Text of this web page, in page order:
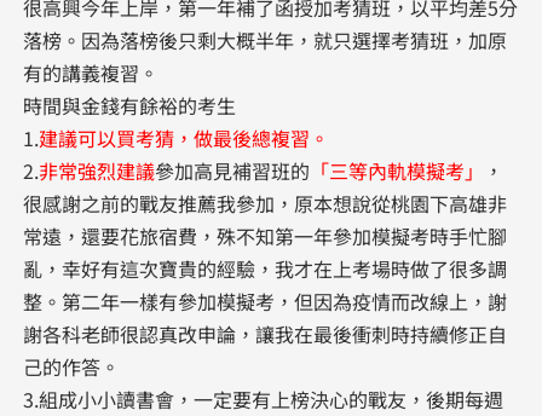
很高興今年上岸，第一年補了函授加考猜班，以平均差5分
落榜。因為落榜後只剩大概半年，就只選擇考猜班，加原
有的講義複習。
時間與金錢有餘裕的考生
1.建議可以買考猜，做最後總複習。
2.非常強烈建議參加高見補習班的 「三等內軌模擬考」
，
很感謝之前的戰友推薦我參加，原本想說從桃園下高雄非
常遠，還要花旅宿費，殊不知第一年參加模擬考時手忙腳
亂，幸好有這次寶貴的經驗，我才在上考場時做了很多調
整。第二年一樣有參加模擬考，但因為疫情而改線上，謝
謝各科老師很認真改申論，讓我在最後衝刺時持續修正自
己的作答。
3.組成小小讀書會，一定要有上榜決心的戰友，後期每週